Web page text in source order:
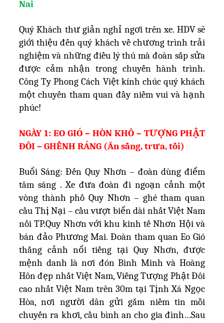
Nai
Quý Khách thư giản nghỉ ngơi trên xe. HDV sẽ
giới thiệu đến quý khách về chương trình trải
nghiệm và những điều lý thú mà đoàn sắp sửa
được cảm nhận trong chuyến hành trình.
Công Ty Phong Cách Việt kính chúc quý khách
một chuyến tham quan đầy niềm vui và hạnh
phúc!
NGÀY 1: EO GIÓ – HÒN KHÔ – TƯỢNG PHẬT
ĐÔI – GHỀNH RÁNG (Ăn sấng, trưa, tối)
Buổi Sáng: Đến Quy Nhơn – đoàn dùng điểm
tâm sáng . Xe đưa đoàn đi ngoạn cảnh một
vòng thành phố Quy Nhơn – ghé tham quan
cầu Thị Nại – cầu vượt biển dài nhất Việt Nam
nối TP.Quy Nhơn với khu kinh tế Nhơn Hội và
bán đảo Phương Mai. Đoàn tham quan Eo Gió
thắng cảnh nổi tiếng tại Quy Nhơn, được
mệnh danh là nơi đón Bình Minh và Hoàng
Hôn đẹp nhất Việt Nam, Viếng Tượng Phật Đôi
cao nhất Việt Nam trên 30m tại Tịnh Xá Ngọc
Hòa, nơi người dân gửi gắm niềm tin mỗi
chuyến ra khơi, cầu bình an cho gia đình…Sau